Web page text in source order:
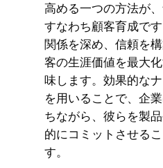
高める一つの方法が、
すなわち顧客育成で
関係を深め、信頼を
客の生涯価値を最大
味します。効果的な
を用いることで、企
ちながら、彼らを製
的にコミットさせる
す。